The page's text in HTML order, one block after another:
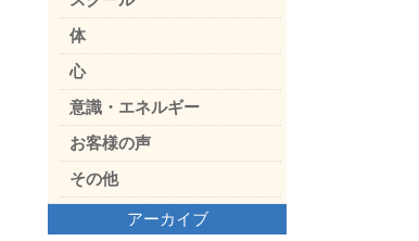
体
心
意識・エネルギー
お客様の声
その他
アーカイブ